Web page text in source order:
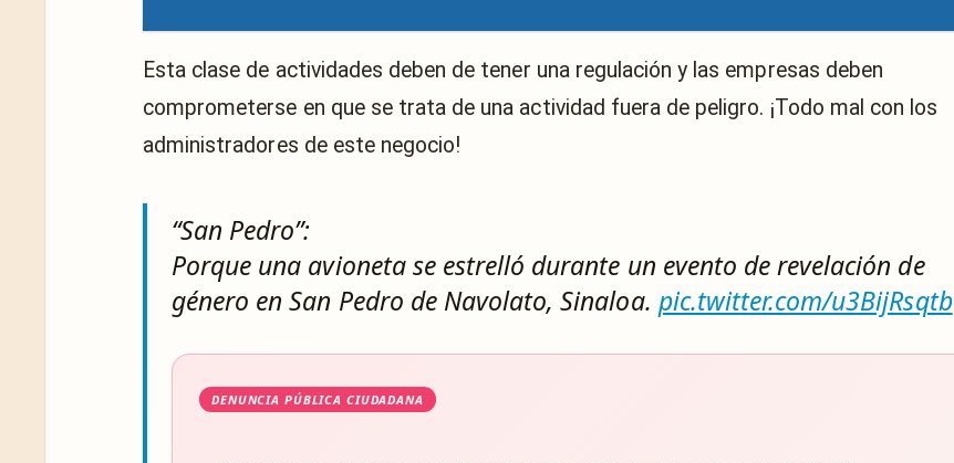
Esta clase de actividades deben de tener una regulación y las empresas deben
comprometerse en que se trata de una actividad fuera de peligro. ¡Todo mal con los
administradores de este negocio!
“San Pedro”:
Porque una avioneta se estrelló durante un evento de revelación de
género en San Pedro de Navolato, Sinaloa. pic.twitter.com/u3BijRsqtb
DENUNCIA PÚBLICA CIUDADANA